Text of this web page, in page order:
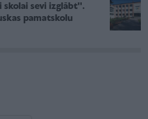
skolai sevi izglābt''.
pamatskolu